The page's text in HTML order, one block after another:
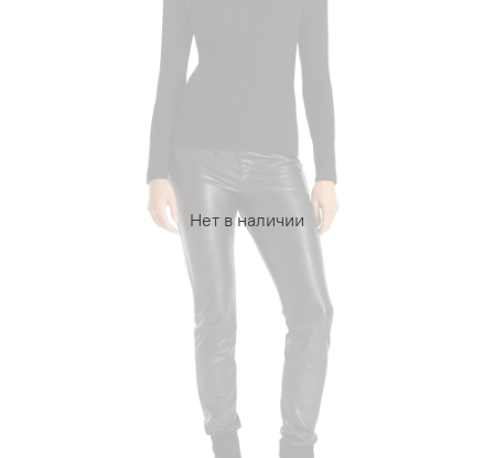
Нет в наличии